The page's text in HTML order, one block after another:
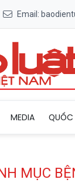
Email:
MEDIA QUỐC
MỤC